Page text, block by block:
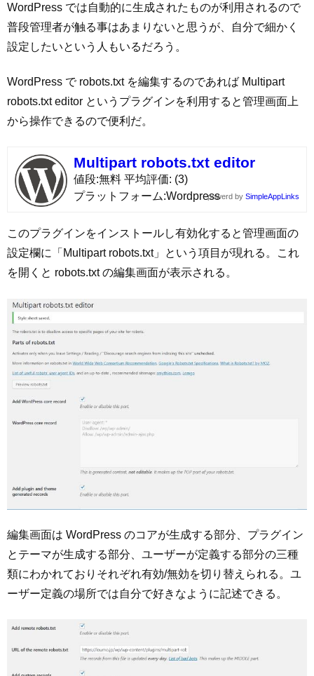
WordPress では自動的に生成されたものが利用されるので
普段管理者が触る事はあまりないと思うが、自分で細かく
設定したいという人もいるだろう。
WordPress で robots.txt を編集するのであれば Multipart
robots.txt editor というプラグインを利用すると管理画面上
から操作できるので便利だ。
Multipart robots.txt editor
値段 無料 平均評価 (3)
プラットフォーム Wordpresspowerd by SimpleAppLinks
このプラグインをインストールし有効化すると管理画面の
設定欄に「Multipart robots.txt」という項目が現れる。これ
を開くと robots.txt の編集画面が表示される。
編集画面は WordPress のコアが生成する部分、プラグイン
とテーマが生成する部分、ユーザーが定義する部分の三種
類にわかれておりそれぞれ有効/無効を切り替えられる。ユ
ーザー定義の場所では自分で好きなように記述できる。